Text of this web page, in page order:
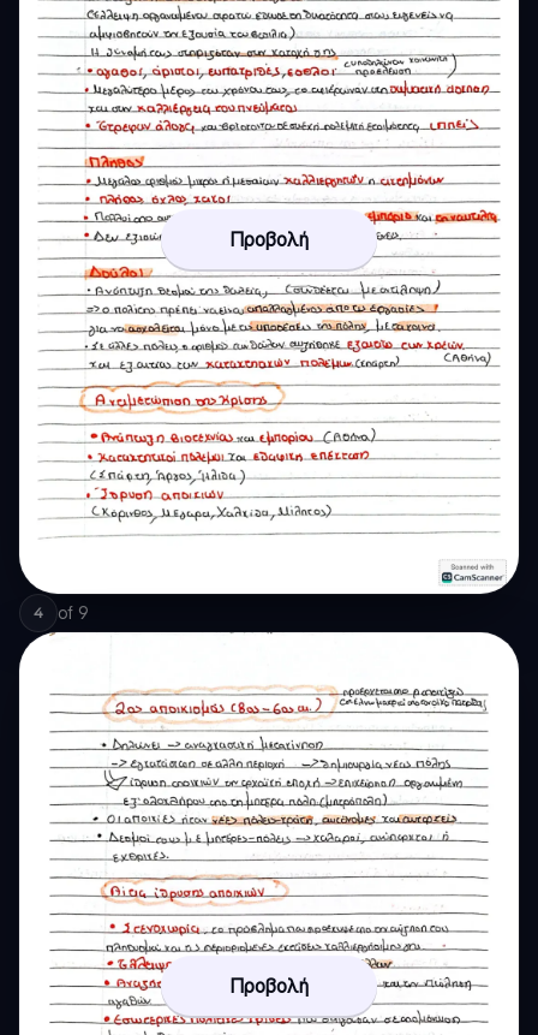
Προβολή
4 of 9
Προβολή